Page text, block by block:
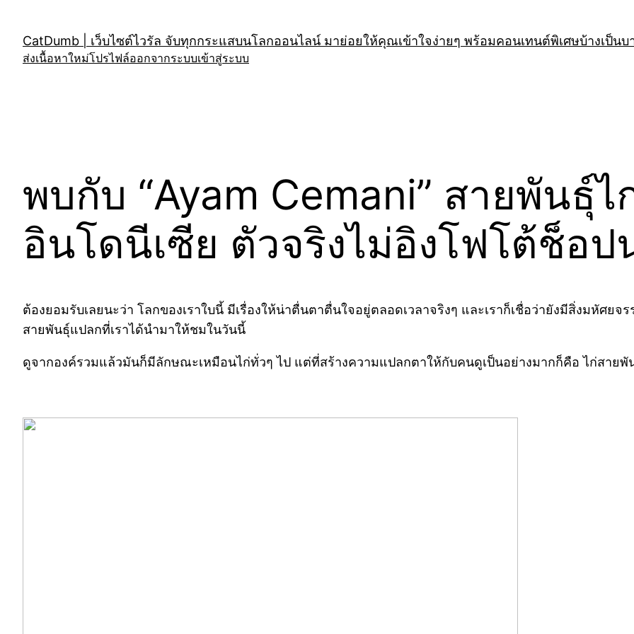
content
CatDumb | เว็บไซต์ไวรัล จับทุกกระแสบนโลกออนไลน์ มาย่อยให้คุณเข้าใจง่ายๆ พร้อมคอนเทนต์พิเศษบ้างเป็นบา
ส่งเนื้อหาใหม่โปรไฟล์ออกจากระบบเข้าสู่ระบบ
พบกับ “Ayam Cemani” สายพันธุ์
อินโดนีเซีย ตัวจริงไม่อิงโฟโต้ช็อป
ต้องยอมรับเลยนะว่า โลกของเราใบนี้ มีเรื่องให้น่าตื่นตาตื่นใจอยู่ตลอดเวลาจริงๆ และเราก็เชื่อว่ายังมีสิ่งมหัศย
สายพันธุ์แปลกที่เราได้นำมาให้ชมในวันนี้
ดูจากองค์รวมแล้วมันก็มีลักษณะเหมือนไก่ทั่วๆ ไป แต่ที่สร้างความแปลกตาให้กับคนดูเป็นอย่างมากก็คือ ไก่สาย